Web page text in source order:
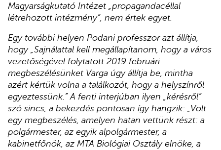
Magyarságkutató Intézet „propagandacéllal
létrehozott intézmény”, nem értek egyet.
Egy további helyen Podani professzor azt állítja,
hogy „Sajnálattal kell megállapítanom, hogy a város
vezetőségével folytatott 2019 februári
megbeszélésünket Varga úgy állítja be, mintha
azért kértük volna a találkozót, hogy a helyszínről
egyeztessünk.” A fenti interjúban ilyen „kérésről”
szó sincs, a bekezdés pontosan így hangzik: „Volt
egy megbeszélés, amelyen hatan vettünk részt: a
polgármester, az egyik alpolgármester, a
kabinetfőnök, az MTA Biológiai Osztály elnöke, a